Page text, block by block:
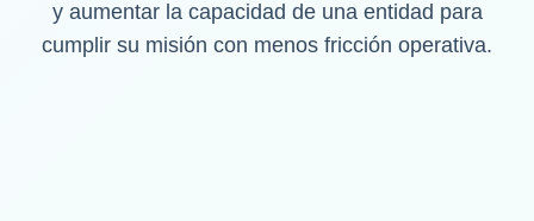
y aumentar la capacidad de una entidad para
cumplir su misión con menos fricción operativa.